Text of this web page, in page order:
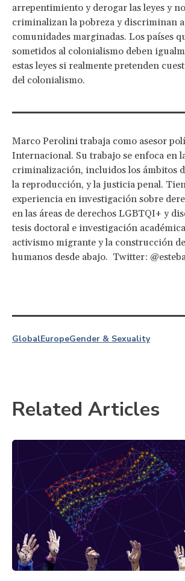
arrepentimiento y derogar las leyes y
criminalizan la pobreza y discriminan
comunidades marginadas. Los países
sometidos al colonialismo deben
estas leyes si realmente pretenden
del colonialismo.
Marco Perolini trabaja como asesor
Internacional. Su trabajo se enfoca en
criminalización, incluidos los ámbitos
la reproducción, y la justicia penal.
experiencia en investigación sobre
en las áreas de derechos LGBTQI+ y
tesis doctoral e investigación
activismo migrante y la construcción
humanos desde abajo. Twitter:
GlobalEuropeGender & Sexuality
Related Articles